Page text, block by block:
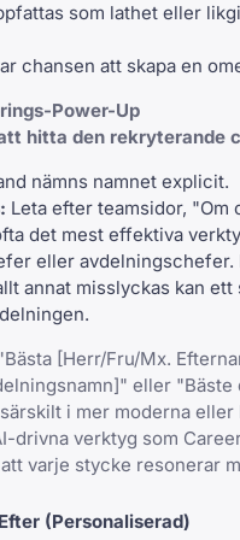
som lathet eller
chansen att skapa en
Power-Up
hitta den rekryterande
nämns namnet explicit.
Leta efter teamsidor,
det mest effektiva
eller
annat misslyckas kan
[Herr/Fru/Mx.
eller
i mer moderna
drivna verktyg som
varje stycke resonerar
Efter (Personaliserad)